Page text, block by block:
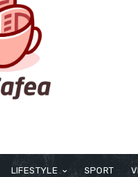
LIFESTYLE SPORT